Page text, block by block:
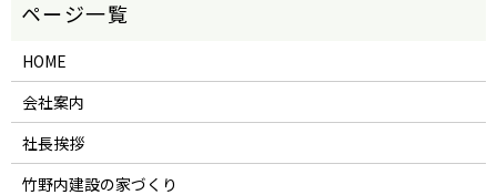
HOME
会社案内
社長挨拶
竹野内建設の家づくり